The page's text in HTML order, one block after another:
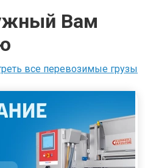
Вам
все перевозимые грузы